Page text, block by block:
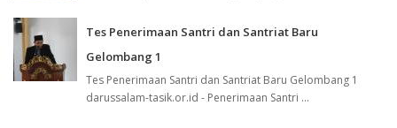
Tes Penerimaan Santri dan Santriat Baru
Gelombang 1
Tes Penerimaan Santri dan Santriat Baru Gelombang 1
darussalam-tasik.or.id - Penerimaan Santri ...